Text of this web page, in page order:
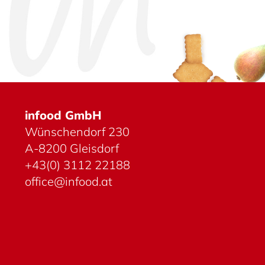
infood GmbH
Wünschen­dorf 230
A-8200 Gleis­dorf
+43(0) 3112 22188
office@infood.at